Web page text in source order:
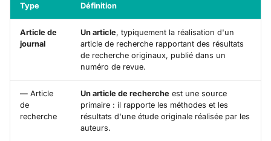
Type Définition
Article de
journal
Un article, typiquement la réalisation d'un
article de recherche rapportant des résultats
de recherche originaux, publié dans un
numéro de revue.
— Article
de
recherche
Un article de recherche est une source
primaire : il rapporte les méthodes et les
résultats d'une étude originale réalisée par les
auteurs.